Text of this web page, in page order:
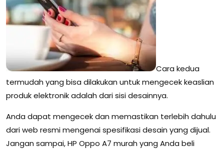
Cara kedua
termudah yang bisa dilakukan untuk mengecek keaslian
produk elektronik adalah dari sisi desainnya.
Anda dapat mengecek dan memastikan terlebih dahulu
dari web resmi mengenai spesifikasi desain yang dijual.
Jangan sampai, HP Oppo A7 murah yang Anda beli